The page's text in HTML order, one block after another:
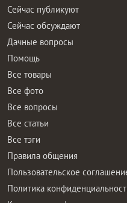
Сейчас публикуют
Сейчас обсуждают
Дачные вопросы
Помощь
Все товары
Все фото
Все вопросы
Все статьи
Все тэги
Правила общения
Пользовательское
Политика